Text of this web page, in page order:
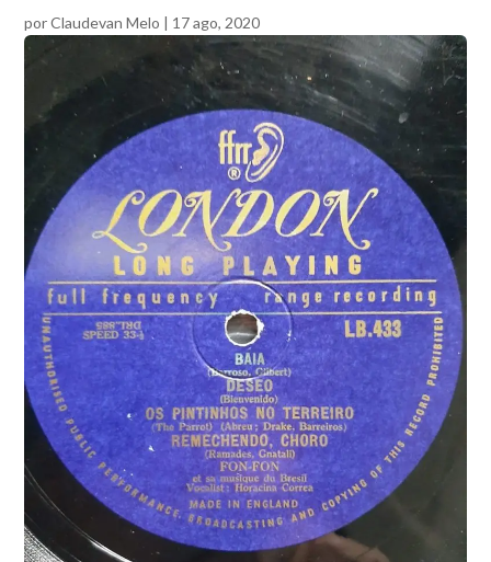
porClaudevan Melo | 17 ago, 2020